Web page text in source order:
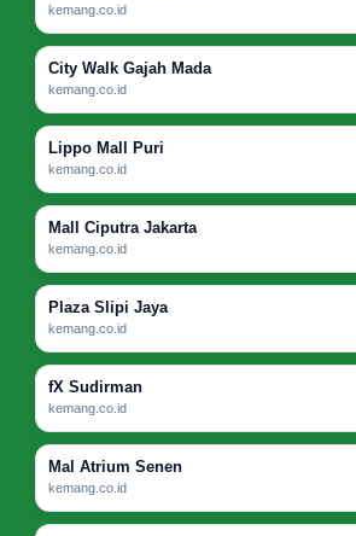
kemang.co.id
City Walk Gajah Mada
kemang.co.id
Lippo Mall Puri
kemang.co.id
Mall Ciputra Jakarta
kemang.co.id
Plaza Slipi Jaya
kemang.co.id
fX Sudirman
kemang.co.id
Mal Atrium Senen
kemang.co.id